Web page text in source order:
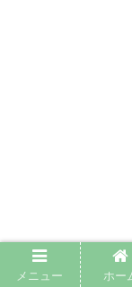
メニュー ホー